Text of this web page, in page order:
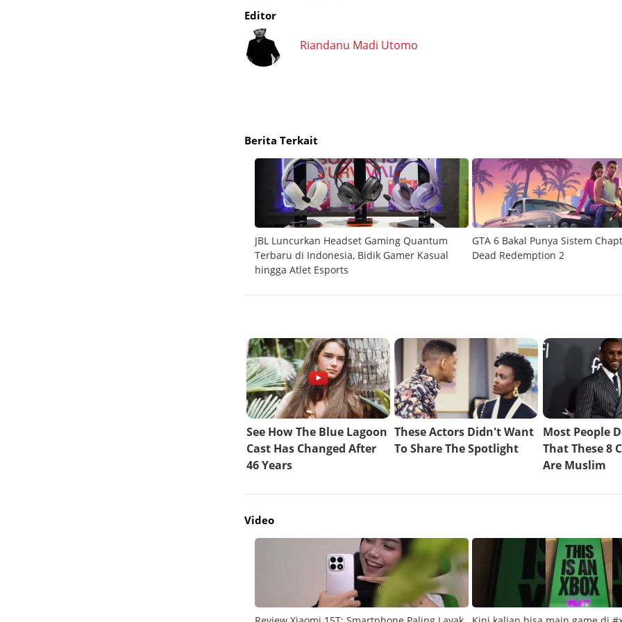
Editor
Riandanu Madi Utomo
Berita Terkait
JBL Luncurkan Headset Gaming Quantum
Terbaru di Indonesia, Bidik Gamer Kasual
hingga Atlet Esports
GTA 6 Bakal Punya Sistem
Dead Redemption 2
Video